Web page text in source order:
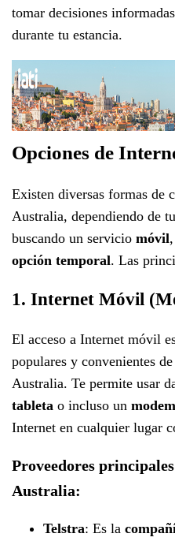
tomar decisiones
durante tu estancia.
Opciones de
Existen diversas formas de
Australia, dependiendo de
buscando un servicio móvil
opción temporal. Las
1. Internet Móvil
El acceso a Internet móvil
populares y convenientes
Australia. Te permite usar
tableta o incluso un
Internet en cualquier lugar
Proveedores
Australia:
Telstra: Es la